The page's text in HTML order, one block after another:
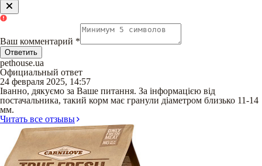
Ваш комментарий *
Ответить
pethouse.ua
Официальный ответ
24 февраля 2025, 14:57
Іванно, дякуємо за Ваше питання. За інформацією від
постачальника, такий корм має гранули діаметром близько 11-14
мм.
Читать все отзывы